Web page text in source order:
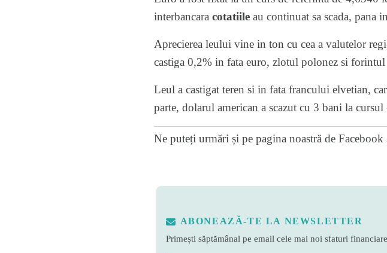
interbancara cotatiileau continuat sa scada, pana
Aprecierea leului vine in ton cu cea a valutelor
castiga 0,2% in fata euro, zlotul polonez si
Leul a castigat teren si in fata francului elvetian,
parte, dolarul american a scazut cu 3 bani la
Ne puteți urmări și pe pagina noastră de Facebook
ABONEAZĂ-TE LA NEWSLETTER
Primești săptămânal pe email cele mai noi sfaturi